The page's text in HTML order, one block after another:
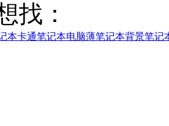
找：
本卡通笔记本电脑薄笔记本背景笔记